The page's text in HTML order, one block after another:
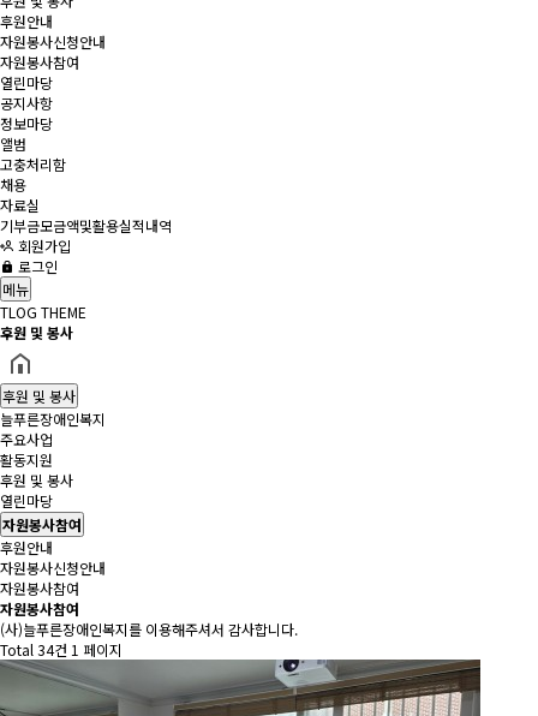
후원안내
자원봉사신청안내
자원봉사참여
열린마당
공지사항
정보마당
앨범
고충처리함
채용
자료실
기부금모금액및활용실적내역
회원가입
로그인
메뉴
TLOG THEME
후원 및 봉사
후원 및 봉사
늘푸른장애인복지
주요사업
활동지원
후원 및 봉사
열린마당
자원봉사참여
후원안내
자원봉사신청안내
자원봉사참여
자원봉사참여
(사)늘푸른장애인복지를 이용해주셔서 감사합니다.
Total 34건 1 페이지